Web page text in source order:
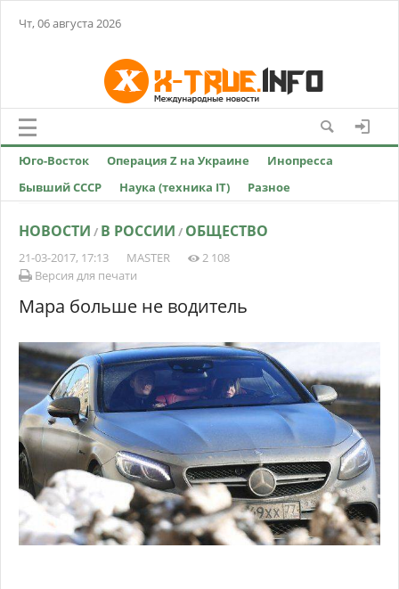
Чт, 06 августа 2026
Юго-Восток Операция Z на Украине
Инопресса
Бывший СССР
Наука (техника IT) Разное
НОВОСТИ / В РОССИИ / ОБЩЕСТВО
21-03-2017, 17:13 MASTER
2 108
Версия для печати
Мара больше не водитель